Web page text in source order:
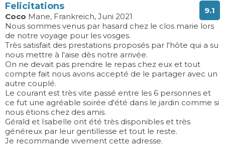
9.1
Felicitations
Coco Mane, Frankreich, Juni 2021
Nous sommes venus par hasard chez le clos marie lors
de notre voyage pour les vosges.
Très satisfait des prestations proposés par l'hôte qui a su
nous mettre à l'aise dès notre arrivée.
On ne devait pas prendre le repas chez eux et tout
compte fait nous avons accepté de le partager avec un
autre couplé.
Le courant est très vite passé entre les 6 personnes et
ce fut une agréable soirée d'été dans le jardin comme si
nous étions chez des amis.
Gérald et Isabelle ont été très disponibles et très
généreux par leur gentillesse et tout le reste.
Je recommande vivement cette adresse.